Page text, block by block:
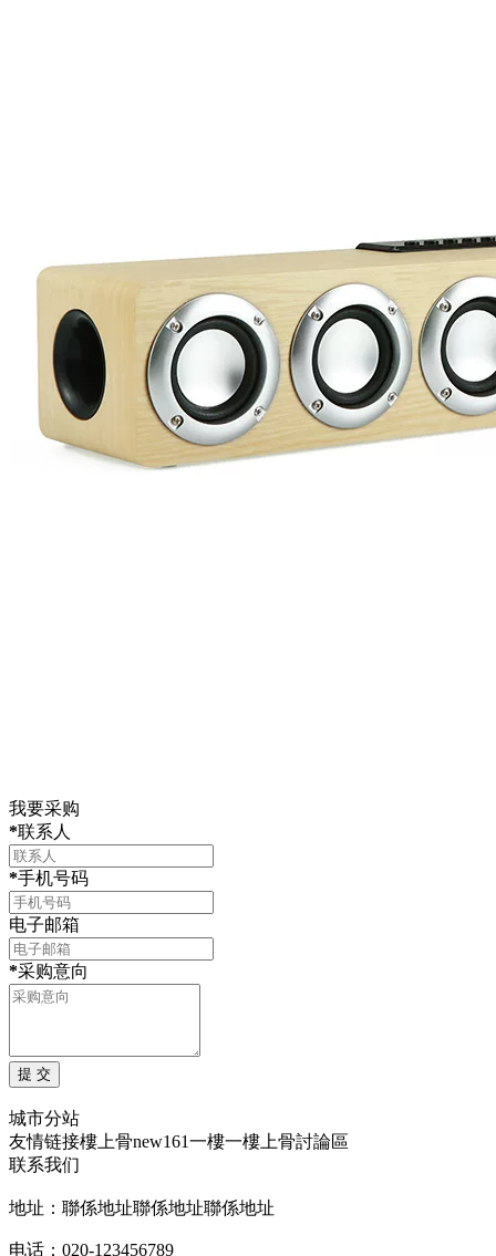
我要采购
*联系人
*手机号码
电子邮箱
*采购意向
城市分站
友情链接樓上骨new161一樓一樓上骨討論區
联系我们
地址：聯係地址聯係地址聯係地址
电话：020-123456789